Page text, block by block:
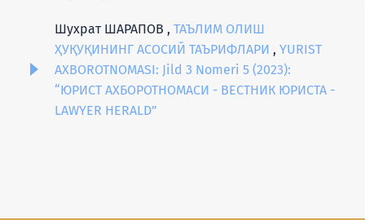
Шухрат ШАРАПОВ , ТАЪЛИМ ОЛИШ
ҲУҚУҚИНИНГ АСОСИЙ ТАЪРИФЛАРИ , YURIST
AXBOROTNOMASI: Jild 3 Nomeri 5 (2023):
“ЮРИСТ АХБОРОТНОМАСИ - ВЕСТНИК ЮРИСТА -
LAWYER HERALD”